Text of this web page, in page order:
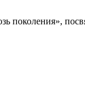
поколения»,